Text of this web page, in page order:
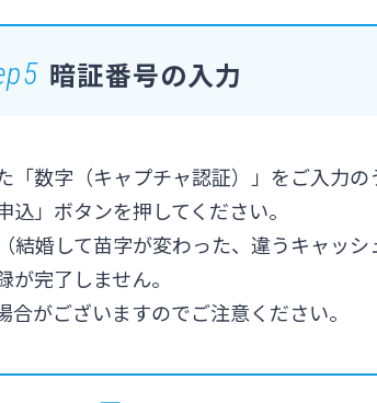
暗証番号の入力
数字（キャプチャ認証）」をご入力
」ボタンを押してください。
婚して苗字が変わった、違うキャッシ
完了しません。
がございますのでご注意ください。